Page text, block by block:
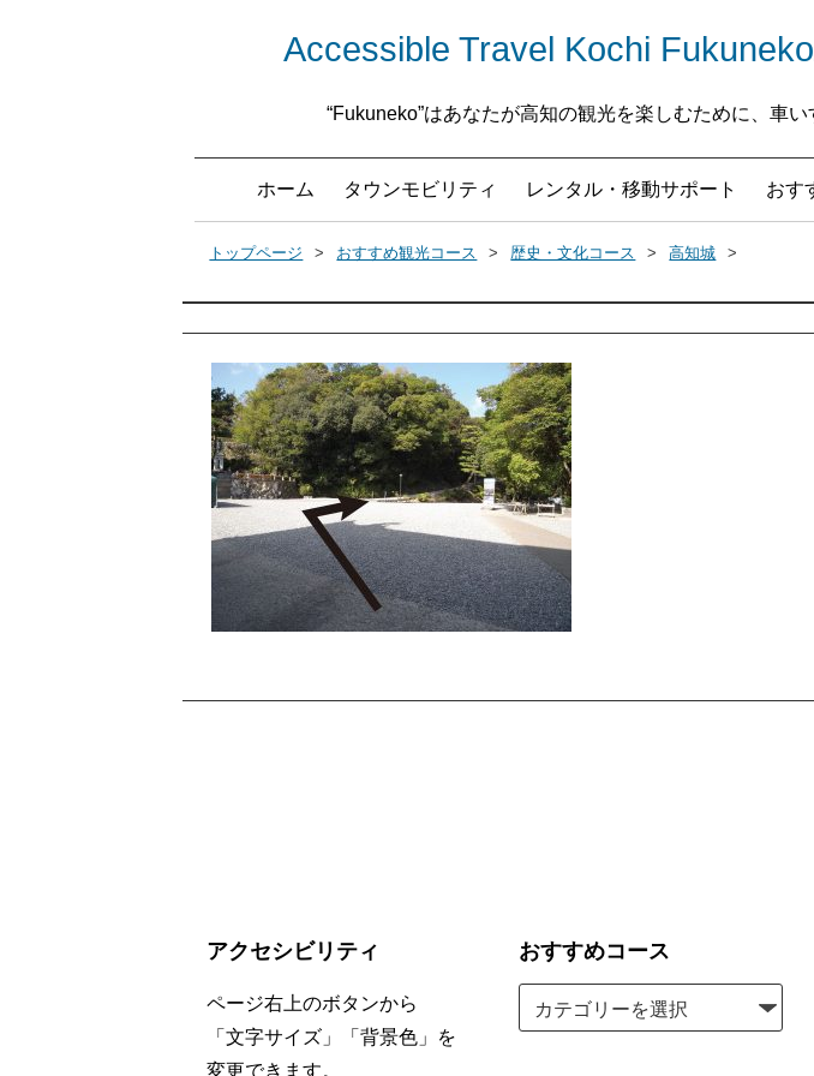
Accessible Travel Kochi
“Fukuneko”はあなたが高知の観光を楽しむために、車
ホーム タウンモビリティ レンタル・移動サポート おす
トップページ おすすめ観光コース 歴史・文化コース 高知城
アクセシビリティ
ページ右上のボタンから
「文字サイズ」「背景色」を
変更できます。
おすすめコース
す